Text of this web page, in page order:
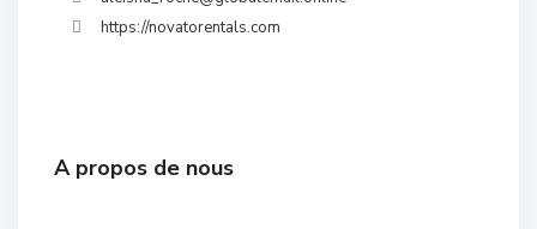
https://novatorentals.com
A propos de nous